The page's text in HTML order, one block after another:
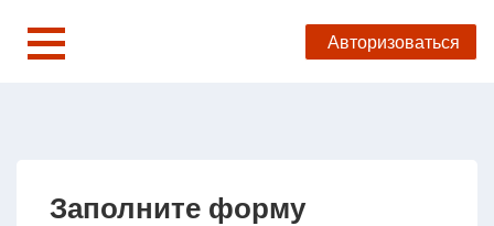
О НАС
Авторизоваться
Заполните форму